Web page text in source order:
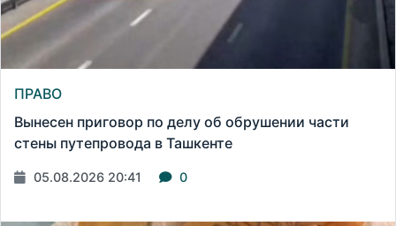
ПРАВО
Вынесен приговор по делу об обрушении части
стены путепровода в Ташкенте
05.08.2026 20:41 0